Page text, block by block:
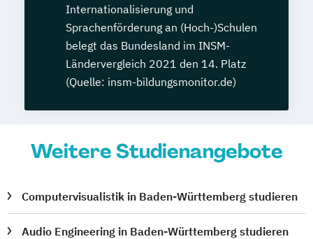
Internationalisierung und
Sprachenförderung an (Hoch-)Schulen
belegt das Bundesland im INSM-
Ländervergleich 2021 den 14. Platz
(Quelle: insm-bildungsmonitor.de)
Weitere Studienangebote
Computervisualistik in Baden-Württemberg studieren
Audio Engineering in Baden-Württemberg studieren